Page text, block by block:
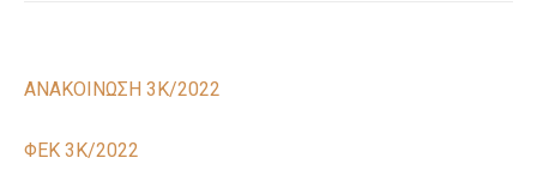
ΑΝΑΚΟΙΝΩΣΗ 3Κ/2022
ΦΕΚ 3Κ/2022